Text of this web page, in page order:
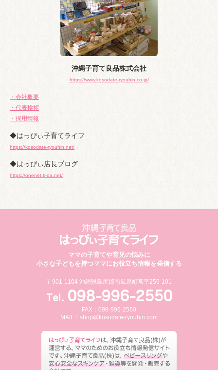
沖縄子育て良品株式会社
https://www.kosodate-ryouhin.co.jp/
・会社概要
・代表挨拶
・採用情報
◆はっぴぃ子育てライフ
https://kosodate-ryouhin.net/
◆はっぴぃ店長ブログ
https://onenet.ti-da.net/
ママの子育てや育児の悩みに
小さな子どもを持つママにお役立ち情報を発信する
〒901-1104 沖縄県島尻郡南風原町宮平259-101
FAX：098-996-2560
MAIL： shop@kosodate-ryouhin.com